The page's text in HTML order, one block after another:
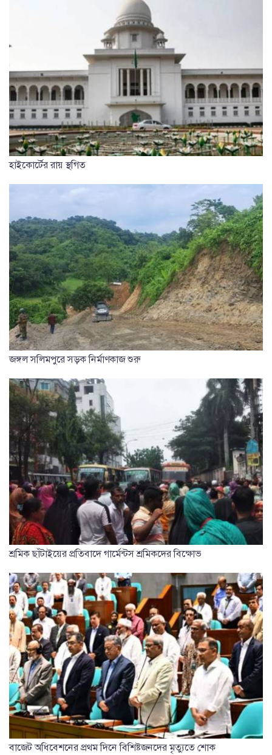
হাইকোর্টের রায় স্থগিত
জঙ্গল সলিমপুরে সড়ক নির্মাণকাজ শুরু
শ্রমিক ছাঁটাইয়ের প্রতিবাদে গার্মেন্টস শ্রমিকদের বিক্ষোভ
বাজেট অধিবেশনের প্রথম দিনে বিশিষ্টজনদের মৃত্যুতে শোক